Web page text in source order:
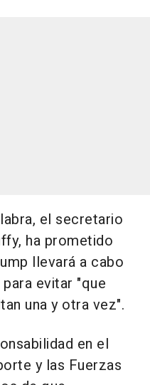
el secretario
ha prometido
llevará a cabo
evitar "que
una y otra vez".
en el
y las Fuerzas